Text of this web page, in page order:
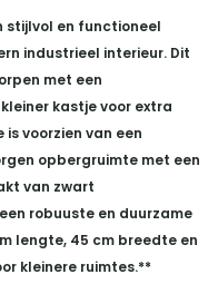
stijlvol en functioneel
industrieel interieur. Dit
met een
kastje voor extra
voorzien van een
opbergruimte met een
van zwart
robuuste en duurzame
lengte, 45 cm breedte en
kleinere ruimtes.**